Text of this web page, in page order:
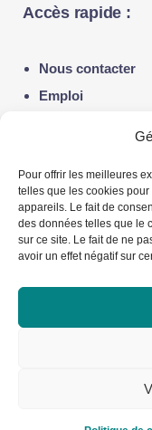
Pour offrir les meilleures
telles que les cookies
appareils. Le fait de
des données telles que le
sur ce site. Le fait de ne
avoir un effet négatif sur
Accès rapide :
Nous contacter
Emploi
Liens utiles :
communauté –